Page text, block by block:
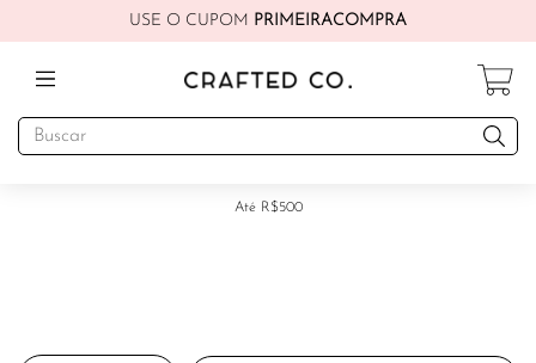
USE O CUPOM PRIMEIRACOMPRA
Até R$500